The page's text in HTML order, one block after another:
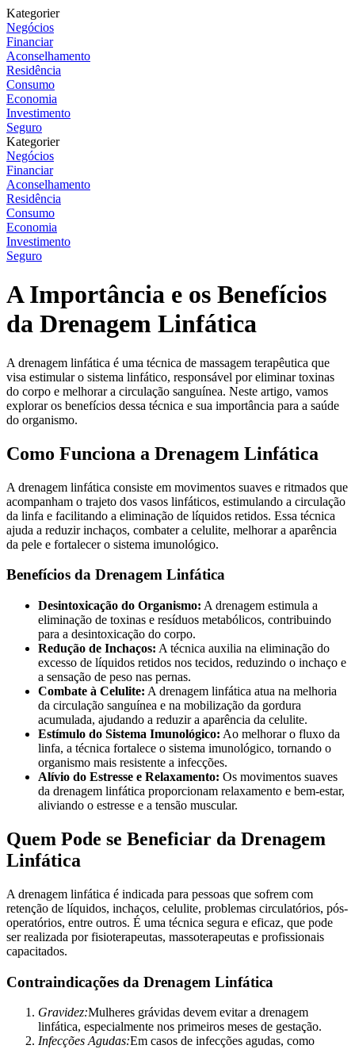
Kategorier
Negócios
Financiar
Aconselhamento
Residência
Consumo
Economia
Investimento
Seguro
Kategorier
Negócios
Financiar
Aconselhamento
Residência
Consumo
Economia
Investimento
Seguro
A Importância e os Benefícios
da Drenagem Linfática
A drenagem linfática é uma técnica de massagem terapêutica que
visa estimular o sistema linfático, responsável por eliminar toxinas
do corpo e melhorar a circulação sanguínea. Neste artigo, vamos
explorar os benefícios dessa técnica e sua importância para a saúde
do organismo.
Como Funciona a Drenagem Linfática
A drenagem linfática consiste em movimentos suaves e ritmados que
acompanham o trajeto dos vasos linfáticos, estimulando a circulação
da linfa e facilitando a eliminação de líquidos retidos. Essa técnica
ajuda a reduzir inchaços, combater a celulite, melhorar a aparência
da pele e fortalecer o sistema imunológico.
Benefícios da Drenagem Linfática
Desintoxicação do Organismo: A drenagem estimula a
eliminação de toxinas e resíduos metabólicos, contribuindo
para a desintoxicação do corpo.
Redução de Inchaços: A técnica auxilia na eliminação do
excesso de líquidos retidos nos tecidos, reduzindo o inchaço e
a sensação de peso nas pernas.
Combate à Celulite: A drenagem linfática atua na melhoria
da circulação sanguínea e na mobilização da gordura
acumulada, ajudando a reduzir a aparência da celulite.
Estímulo do Sistema Imunológico: Ao melhorar o fluxo da
linfa, a técnica fortalece o sistema imunológico, tornando o
organismo mais resistente a infecções.
Alívio do Estresse e Relaxamento: Os movimentos suaves
da drenagem linfática proporcionam relaxamento e bem-estar,
aliviando o estresse e a tensão muscular.
Quem Pode se Beneficiar da Drenagem
Linfática
A drenagem linfática é indicada para pessoas que sofrem com
retenção de líquidos, inchaços, celulite, problemas circulatórios, pós-
operatórios, entre outros. É uma técnica segura e eficaz, que pode
ser realizada por fisioterapeutas, massoterapeutas e profissionais
capacitados.
Contraindicações da Drenagem Linfática
Gravidez:Mulheres grávidas devem evitar a drenagem
linfática, especialmente nos primeiros meses de gestação.
Infecções Agudas:Em casos de infecções agudas, como